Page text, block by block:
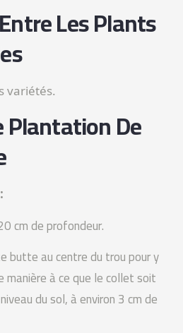
Les Plants
variétés.
Plantation De
cm de profondeur.
butte au centre du trou pour y
manière à ce que le collet soit
du sol, à environ 3 cm de